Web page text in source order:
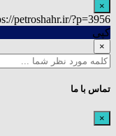
×
petroshahr.ir/?p=3956
کپی
×
تماس با ما
×